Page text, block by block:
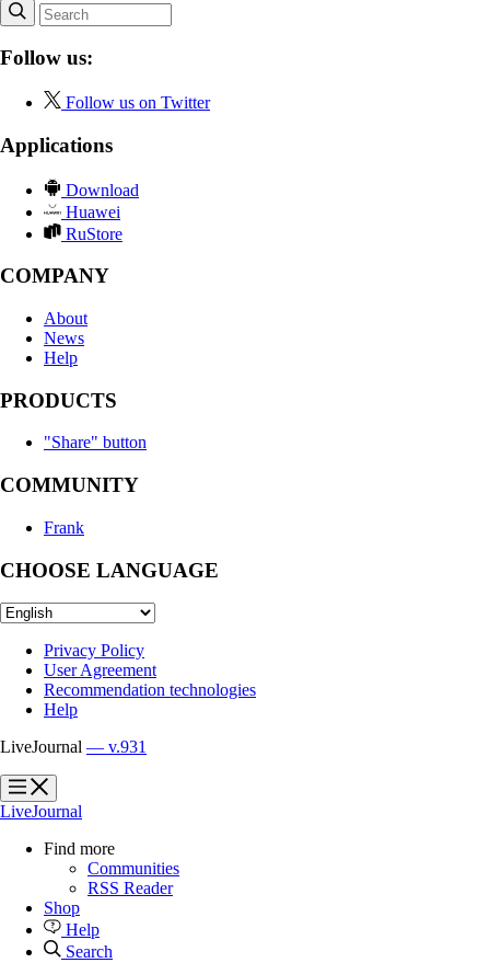
Follow us:
Follow us on Twitter
Applications
Download
Huawei
RuStore
COMPANY
About
News
Help
PRODUCTS
"Share" button
COMMUNITY
Frank
CHOOSE LANGUAGE
Privacy Policy
User Agreement
Recommendation technologies
Help
LiveJournal — v.931
?
?
LiveJournal
Find more
Communities
RSS Reader
Shop
Help
Search